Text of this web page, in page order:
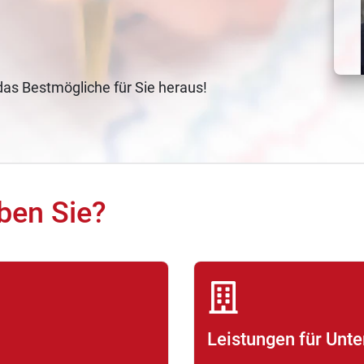
Bestmögliche für Sie heraus!
Sie?
Leistungen für